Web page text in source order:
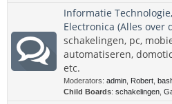
Informatie
Electronica (Alles over
schakelingen, pc,
automatiseren,
etc.
Moderators: admin Robert
Child Boards: schakelingen